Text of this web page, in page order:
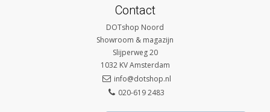
Contact
DOTshop Noord
Showroom & magazijn
Slijperweg 20
1032 KV Amsterdam
info@dotshop.nl
020-619 2483